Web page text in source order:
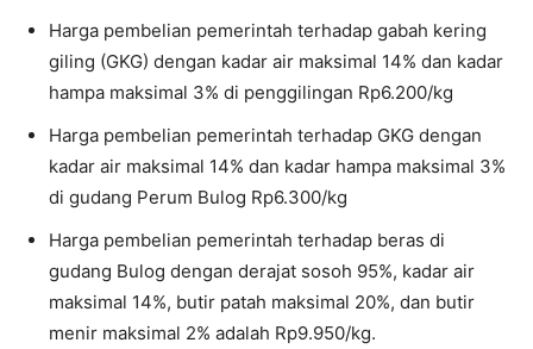
Harga pembelian pemerintah terhadap gabah kering
giling (GKG) dengan kadar air maksimal 14% dan kadar
hampa maksimal 3% di penggilingan Rp6.200/kg
Harga pembelian pemerintah terhadap GKG dengan
kadar air maksimal 14% dan kadar hampa maksimal 3%
di gudang Perum Bulog Rp6.300/kg
Harga pembelian pemerintah terhadap beras di
gudang Bulog dengan derajat sosoh 95%, kadar air
maksimal 14%, butir patah maksimal 20%, dan butir
menir maksimal 2% adalah Rp9.950/kg.